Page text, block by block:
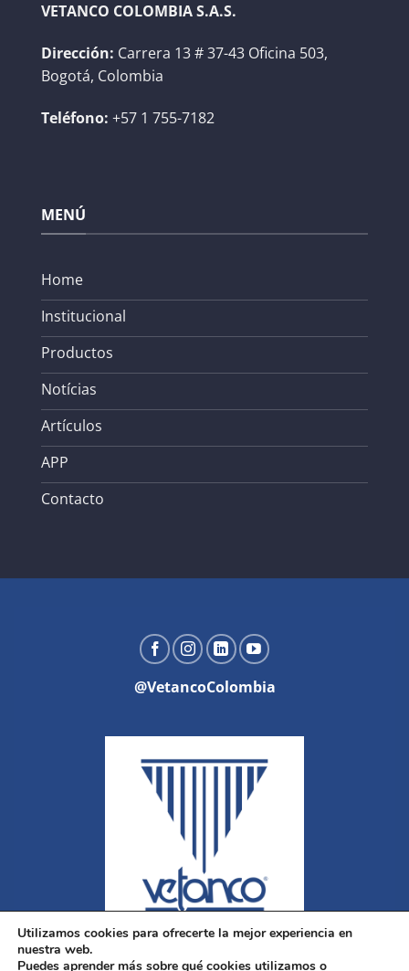
VETANCO COLOMBIA S.A.S.
Dirección: Carrera 13 # 37-43 Oficina 503,
Bogotá, Colombia
Teléfono: +57 1 755-7182
MENÚ
Home
Institucional
Productos
Notícias
Artículos
APP
Contacto
@VetancoColombia
Utilizamos cookies para ofrecerte la mejor experiencia en
nuestra web.
Puedes aprender más sobre qué cookies utilizamos o